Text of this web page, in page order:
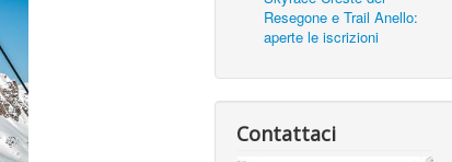
Resegone e Trail Anello:
aperte le iscrizioni
Contattaci